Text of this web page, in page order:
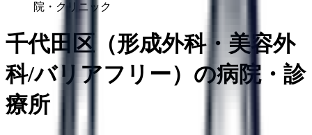
院・クリニック
千代田区 （形成外科・美容外
科/バリアフリー） の病院・診
療所